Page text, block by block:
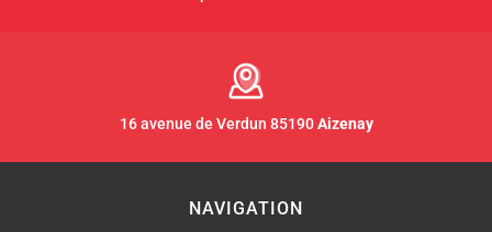
16 avenue de Verdun 85190Aizenay
NAVIGATION